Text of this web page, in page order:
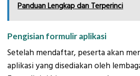
Panduan Lengkap dan Terperinci
Pengisian formulir aplikasi
Setelah mendaftar, peserta akan
aplikasi yang disediakan oleh